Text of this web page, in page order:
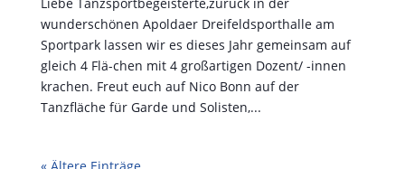
wunderschönen Apoldaer Dreifeldsporthalle am
Sportpark lassen wir es dieses Jahr gemeinsam auf
gleich 4 Flä-chen mit 4 großartigen Dozent/ -innen
krachen. Freut euch auf Nico Bonn auf der
Tanzfläche für Garde und Solisten,...